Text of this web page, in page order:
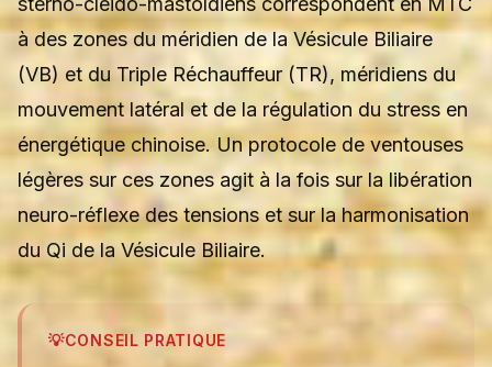
à des zones du méridien de la Vésicule Biliaire
(VB) et du Triple Réchauffeur (TR), méridiens du
mouvement latéral et de la régulation du stress en
énergétique chinoise. Un protocole de ventouses
légères sur ces zones agit à la fois sur la libération
neuro-réflexe des tensions et sur la harmonisation
du Qi de la Vésicule Biliaire.
💡CONSEIL PRATIQUE